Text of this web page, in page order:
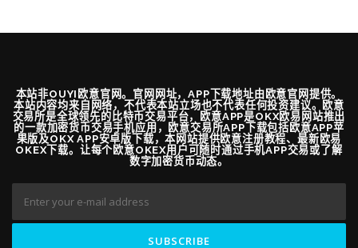
本站非OUYI欧意官网。官网网址，APP下载地址由欧意官网提供。
本站内容均来自网络，不代表本站立场也不代表任何投资建议。欧意
交易所是全球领先的比特币交易平台，欧意APP是OKX欧易网站推出
的一款加密货币交易手机应用，欧意交易所APP下载包括欧意APP苹
果版及OKX APP安卓版下载，本网站提供欧意注册教程、最新欧易
OKEX下载。让每个欧意OKEX用户可随时通过手机APP交易或了解
数字加密货币动态。